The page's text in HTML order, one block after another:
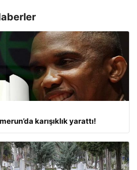
karışıklık yarattı!